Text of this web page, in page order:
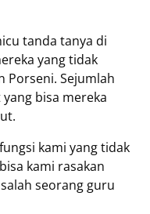
tanda tanya di
yang tidak
Porseni. Sejumlah
bisa mereka
kami yang tidak
kami rasakan
seorang guru